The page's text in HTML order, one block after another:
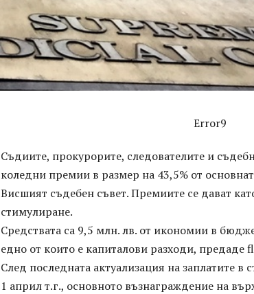
Error9
Съдиите, прокурорите, следователите и
коледни премии в размер на 43,5% от
Висшият съдебен съвет. Премиите се дават
стимулиране.
Средствата са 9,5 млн. лв. от икономии в
едно от които е капиталови разходи, предаде
След последната актуализация на заплатите в
1 април т.г., основното възнаграждение на